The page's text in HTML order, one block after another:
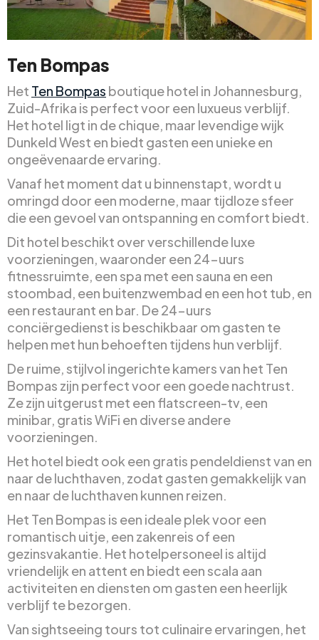
Ten Bompas
Het Ten Bompas boutique hotel in Johannesburg,
Zuid-Afrika is perfect voor een luxueus verblijf.
Het hotel ligt in de chique, maar levendige wijk
Dunkeld West en biedt gasten een unieke en
ongeëvenaarde ervaring.
Vanaf het moment dat u binnenstapt, wordt u
omringd door een moderne, maar tijdloze sfeer
die een gevoel van ontspanning en comfort biedt.
Dit hotel beschikt over verschillende luxe
voorzieningen, waaronder een 24-uurs
fitnessruimte, een spa met een sauna en een
stoombad, een buitenzwembad en een hot tub, en
een restaurant en bar. De 24-uurs
conciërgedienst is beschikbaar om gasten te
helpen met hun behoeften tijdens hun verblijf.
De ruime, stijlvol ingerichte kamers van het Ten
Bompas zijn perfect voor een goede nachtrust.
Ze zijn uitgerust met een flatscreen-tv, een
minibar, gratis WiFi en diverse andere
voorzieningen.
Het hotel biedt ook een gratis pendeldienst van en
naar de luchthaven, zodat gasten gemakkelijk van
en naar de luchthaven kunnen reizen.
Het Ten Bompas is een ideale plek voor een
romantisch uitje, een zakenreis of een
gezinsvakantie. Het hotelpersoneel is altijd
vriendelijk en attent en biedt een scala aan
activiteiten en diensten om gasten een heerlijk
verblijf te bezorgen.
Van sightseeing tours tot culinaire ervaringen, het